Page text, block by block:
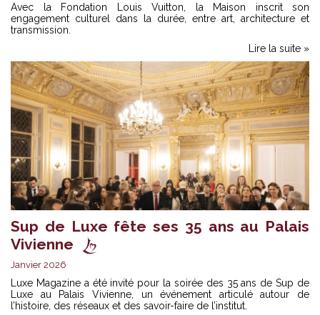
Avec la Fondation Louis Vuitton, la Maison inscrit son
engagement culturel dans la durée, entre art, architecture et
transmission.
Lire la suite »
Sup de Luxe fête ses 35 ans au Palais
Vivienne
Janvier 2026
Luxe Magazine a été invité pour la soirée des 35 ans de Sup de
Luxe au Palais Vivienne, un événement articulé autour de
l’histoire, des réseaux et des savoir-faire de l’institut.